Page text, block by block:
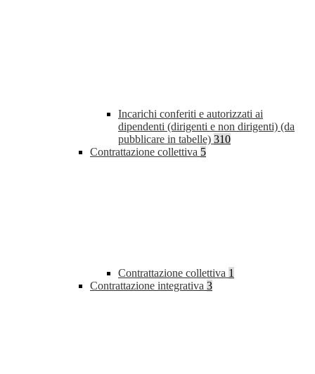
Incarichi conferiti e autorizzati ai
dipendenti (dirigenti e non dirigenti) (da
pubblicare in tabelle) 310
Contrattazione collettiva 5
Contrattazione collettiva 1
Contrattazione integrativa 3